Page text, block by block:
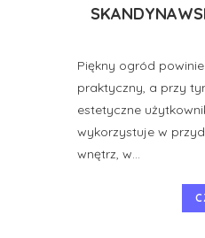
Piękny ogród
praktyczny, a przy
estetyczne
wykorzystuje w
wnętrz, w…